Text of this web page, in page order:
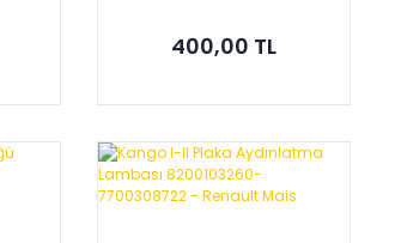
400,00 TL
Sepete Ekle